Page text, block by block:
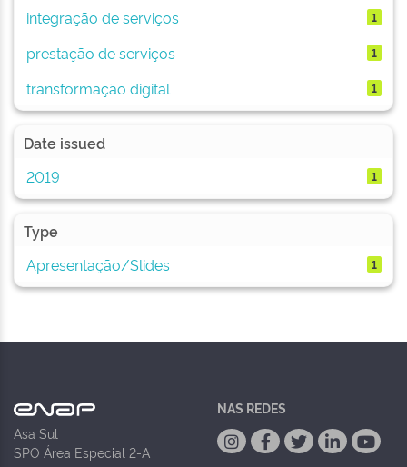
integração de serviços 1
prestação de serviços 1
transformação digital 1
Date issued
2019
1
Type
Apresentação/Slides
1
Asa Sul
SPO Área Especial 2-A
NAS REDES